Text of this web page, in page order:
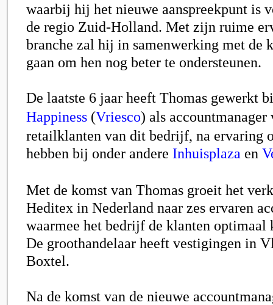
waarbij hij het nieuwe aanspreekpunt is
de regio Zuid-Holland. Met zijn ruime
branche zal hij in samenwerking met de
gaan om hen nog beter te ondersteunen.
De laatste 6 jaar heeft Thomas gewerkt
Happiness (Vriesco) als accountmanager
retailklanten van dit bedrijf, na ervaring
hebben bij onder andere Inhuisplaza en
Met de komst van Thomas groeit het
Heditex in Nederland naar zes ervaren
waarmee het bedrijf de klanten optimaal
De groothandelaar heeft vestigingen in
Boxtel.
Na de komst van de nieuwe